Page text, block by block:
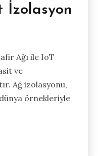
İzolasyon
Ağı ile IoT
ve
Ağ izolasyonu,
örnekleriyle